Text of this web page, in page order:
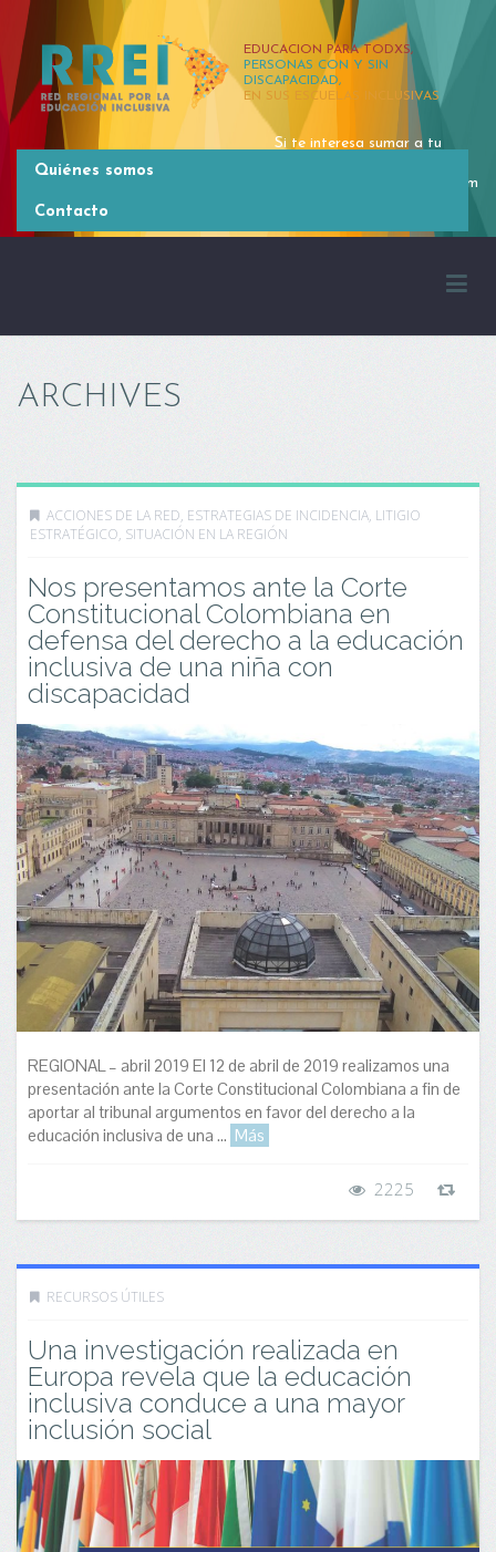
EDUCACION PARA TODXS,
PERSONAS CON Y SIN
DISCAPACIDAD,
EN SUS ESCUELAS INCLUSIVAS
Si te interesa sumar a tu
rrei.latinoamerica@gmail.com
Quiénes somos
Contacto
ARCHIVES
ACCIONES DE LA RED, ESTRATEGIAS DE INCIDENCIA, LITIGIO
ESTRATÉGICO, SITUACIÓN EN LA REGIÓN
Nos presentamos ante la Corte
Constitucional Colombiana en
defensa del derecho a la educación
inclusiva de una niña con
discapacidad
REGIONAL – abril 2019 El 12 de abril de 2019 realizamos una
presentación ante la Corte Constitucional Colombiana a fin de
aportar al tribunal argumentos en favor del derecho a la
educación inclusiva de una ... Más
2225
RECURSOS ÚTILES
Una investigación realizada en
Europa revela que la educación
inclusiva conduce a una mayor
inclusión social